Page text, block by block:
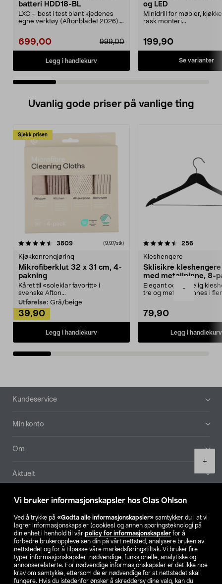
Vi bruker informasjonskapsler hos Clas Ohlson
Ved å trykke på «Godta alle informasjonskapsler» samtykker du i at vi
lagrer informasjonskapsler (cookies) og annen sporingsteknologi på
din enhet i henhold til vår policy for informasjonskapsler for å
forbedre brukeropplevelsen din på vårt nettsted, analysere bruken av
nettstedet og for å tilpasse våre markedsføringstiltak. Vi bruker fire
typer informasjonskapsler: nødvendige, funksjonelle, analytiske og
annonserelaterte. For nødvendige informasjonskapsler er det ikke noe
krav om samtykke, ettersom de er nødvendige for at nettstedet skal
fungere. Hvis du istedenfor ønsker å skreddersy dine valg, kan du
-
+
batteri HDD18-BL
LXC – best i test blant kjedenes
egne verktøy (Aftonbladet 2026).
699,00 999,00
Legg i handlekurv
og LED
Minidrill for møbler,
rask monteri...
199,90
Se varianter
Uvanlig gode priser på vanlige ting
Sjekk prisen
3809anmeldelser(9,97/stk)
Kjøkkenrengjøring
Mikrofiberklut 32 x 31 cm, 4-
pakning
Kåret til «soleklar favoritt» i
svenske Afton...
Utførelse: Grå/beige
39,90
Legg i handlekurv
4.5av 5 stjerner 256
Kleshengere
Sklisikre
med metallpinne, 8-
Elegant og skikkelig
tre og metall – finnes i
79,90
Legg i handlekurv
4.5av 5 stjerner
Bunntekst
Kundeservice
Min konto
Om
Aktuelt
Våre selskaper
Finn din butikk
SE NO FI